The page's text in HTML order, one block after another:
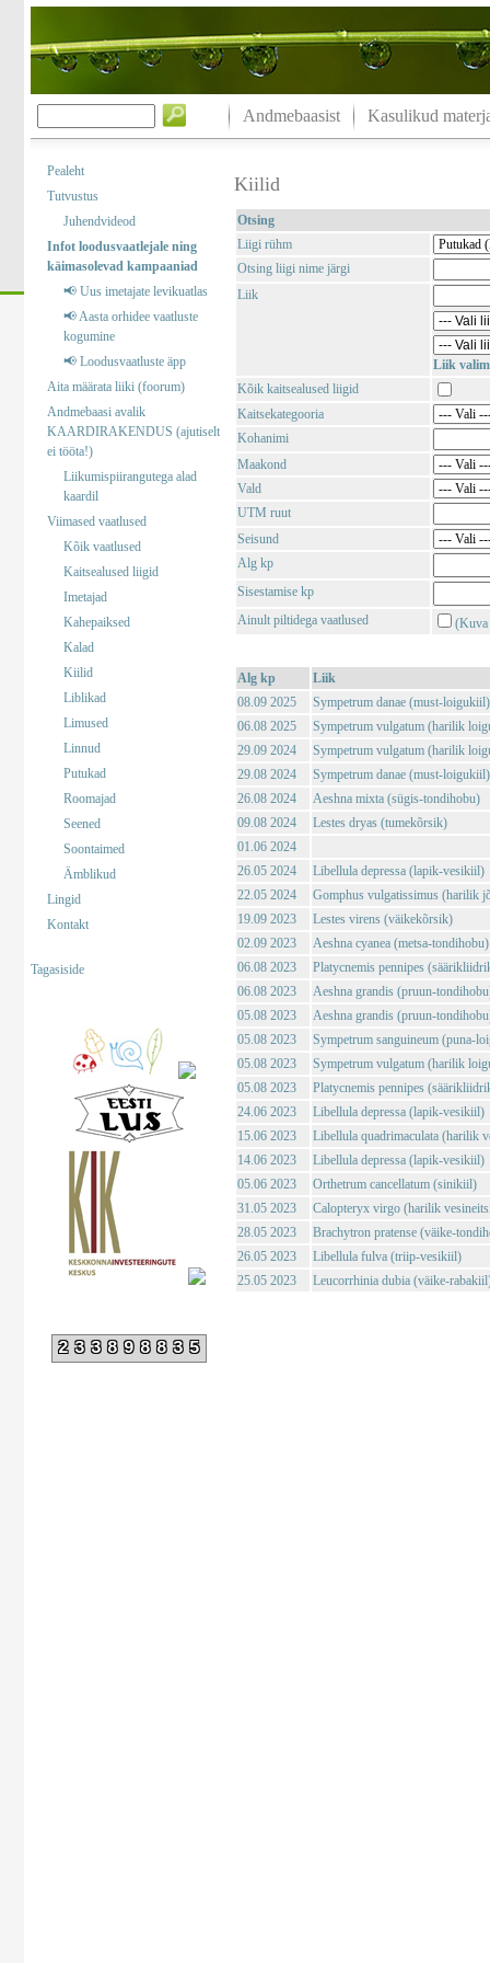
Andmebaasist Kasulikud
Pealeht
Tutvustus
Juhendvideod
Infot loodusvaatlejale ning
käimasolevad kampaaniad
📢 Uus imetajate levikuatlas
📢 Aasta orhidee vaatluste
kogumine
📢 Loodusvaatluste äpp
Aita määrata liiki (foorum)
Andmebaasi avalik
KAARDIRAKENDUS (ajutiselt
ei tööta!)
Liikumispiirangutega alad
kaardil
Viimased vaatlused
Kõik vaatlused
Kaitsealused liigid
Imetajad
Kahepaiksed
Kalad
Kiilid
Liblikad
Limused
Linnud
Putukad
Roomajad
Seened
Soontaimed
Ämblikud
Lingid
Kontakt
Tagasiside
233898835
Kiilid
Otsing
Liigi rühm
Otsing liigi nime järgi
Liik
Liik
Kõik kaitsealused liigid
Kaitsekategooria
Kohanimi
Maakond
Vald
UTM ruut
Seisund
Alg kp
Sisestamise kp
Ainult piltidega vaatlused
(Kuva
Alg kp
Liik
08.09 2025
Sympetrum danae (must-loigukiil)
06.08 2025
Sympetrum vulgatum (harilik
29.09 2024
Sympetrum vulgatum (harilik
29.08 2024
Sympetrum danae (must-loigukiil)
26.08 2024
Aeshna mixta (sügis-tondihobu)
09.08 2024
Lestes dryas (tumekõrsik)
01.06 2024
26.05 2024
Libellula depressa (lapik-vesikiil)
22.05 2024
Gomphus vulgatissimus (harilik
19.09 2023
Lestes virens (väikekõrsik)
02.09 2023
Aeshna cyanea (metsa-tondihobu)
06.08 2023
Platycnemis pennipes
06.08 2023
Aeshna grandis (pruun-
05.08 2023
Aeshna grandis (pruun-
05.08 2023
Sympetrum sanguineum (puna-
05.08 2023
Sympetrum vulgatum (harilik
05.08 2023
Platycnemis pennipes
24.06 2023
Libellula depressa (lapik-vesikiil)
15.06 2023
Libellula quadrimaculata (harilik
14.06 2023
Libellula depressa (lapik-vesikiil)
05.06 2023
Orthetrum cancellatum (sinikiil)
31.05 2023
Calopteryx virgo (harilik
28.05 2023
Brachytron pratense (väike-
26.05 2023
Libellula fulva (triip-vesikiil)
25.05 2023
Leucorrhinia dubia (väike-